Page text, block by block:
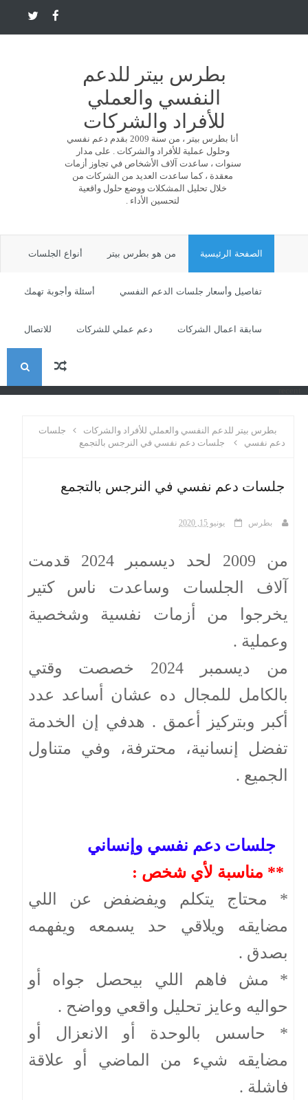
بطرس بيتر للدعم
النفسي والعملي
للأفراد والشركات
أنا بطرس بيتر ، من سنة 2009 بقدم دعم نفسي
وحلول عملية للأفراد والشركات . على مدار
سنوات ، ساعدت آلاف الأشخاص في تجاوز أزمات
معقدة ، كما ساعدت العديد من الشركات من
خلال تحليل المشكلات ووضع حلول واقعية
لتحسين الأداء .
الصفحة الرئيسية من هو بطرس بيتر أنواع الجلسات
تفاصيل وأسعار جلسات الدعم النفسي أسئلة وأجوبة تهمك
سابقة اعمال الشركات دعم عملي للشركات للاتصال
ا
بطرس بيتر للدعم النفسي والعملي للأفراد والشركات
جلسات
دعم نفسي
جلسات دعم نفسي في النرجس بالتجمع
جلسات دعم نفسي في النرجس بالتجمع
بطرس يونيو 15, 2020
من 2009 لحد ديسمبر 2024 قدمت
آلاف الجلسات وساعدت ناس كتير
يخرجوا من أزمات نفسية وشخصية
وعملية .
من ديسمبر 2024 خصصت وقتي
بالكامل للمجال ده عشان أساعد عدد
أكبر وبتركيز أعمق . هدفي إن الخدمة
تفضل إنسانية، محترفة، وفي متناول
الجميع .
جلسات دعم نفسي وإنساني
** مناسبة لأي شخص :
* محتاج يتكلم ويفضفض عن اللي
مضايقه ويلاقي حد يسمعه ويفهمه
بصدق .
* مش فاهم اللي بيحصل جواه أو
حواليه وعايز تحليل واقعي وواضح .
* حاسس بالوحدة أو الانعزال أو
مضايقه شيء من الماضي أو علاقة
فاشلة .